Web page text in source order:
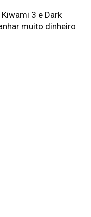
3 e Dark
muito dinheiro